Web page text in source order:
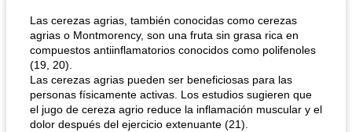
Las cerezas agrias, también conocidas como cerezas
agrias o Montmorency, son una fruta sin grasa rica en
compuestos antiinflamatorios conocidos como polifenoles
(19, 20).
Las cerezas agrias pueden ser beneficiosas para las
personas físicamente activas. Los estudios sugieren que
el jugo de cereza agrio reduce la inflamación muscular y el
dolor después del ejercicio extenuante (21).